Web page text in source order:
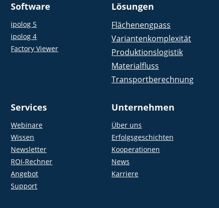
Software
ipolog 5
ipolog 4
Factory Viewer
Lösungen
Flächenengpass
Variantenkomplexität
Produktionslogistik
Materialfluss
Transportberechnung
Services
Webinare
Wissen
Newsletter
ROI-Rechner
Angebot
Support
Unternehmen
Über uns
Erfolgsgeschichten
Kooperationen
News
Karriere